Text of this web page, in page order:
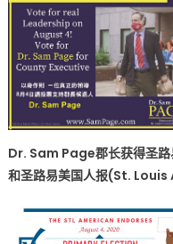
Dr. Sam Page郡长获得圣
和圣路易美国人报(St. Louis